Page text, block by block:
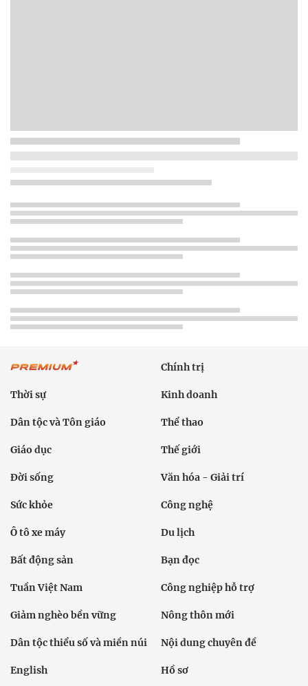
Chính trị
Thời sự Kinh doanh
Dân tộc và Tôn giáo Thể thao
Giáo dục Thế giới
Đời sống Văn hóa - Giải trí
Sức khỏe Công nghệ
Ô tô xe máy Du lịch
Bất động sản Bạn đọc
Tuần Việt Nam Công nghiệp hỗ trợ
Giảm nghèo bền vững Nông thôn mới
Dân tộc thiểu số và miền núi Nội dung chuyên đề
English Hồ sơ